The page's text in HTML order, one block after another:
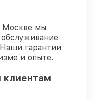
Москве мы
гарантии
и опыте.
клиентам